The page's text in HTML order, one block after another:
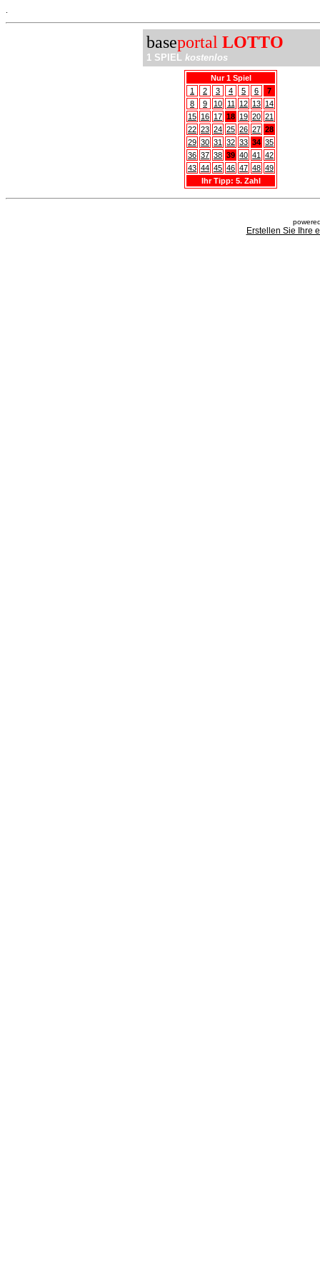
baseportal LOTTO
1 SPIEL kostenlos
Nur 1 Spiel
1
2 3 4 5 6
7
8
9 10 11 12 13 14
15 16 17 18 19 20 21
22 23 24 25 26 27 28
29 30 31 32 33 34 35
36 37 38 39 40 41
42
43 44 45 46 47 48 49
Ihr Tipp: 5. Zahl
Erstellen Sie Ihre